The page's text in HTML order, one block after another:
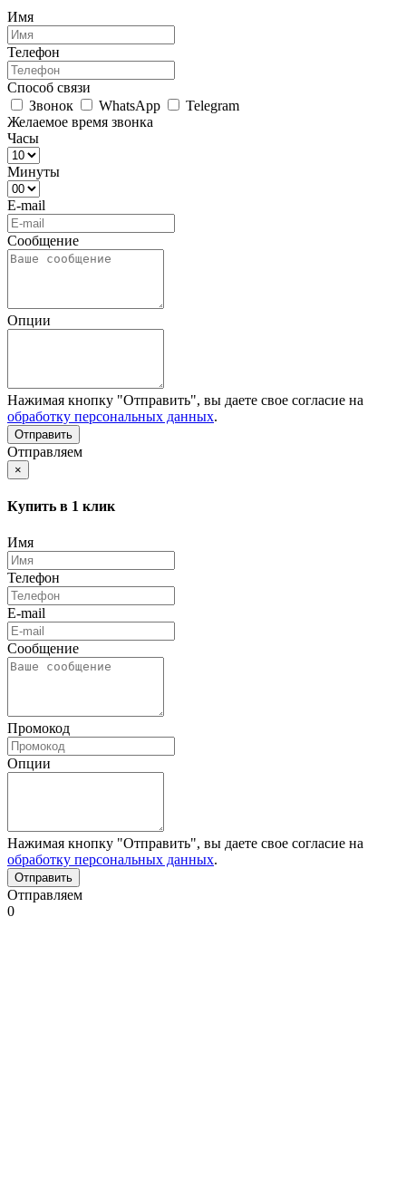
Имя
Телефон
Способ связи
Звонок
WhatsApp
Telegram
Желаемое время звонка
Часы
Минуты
E-mail
Сообщение
Опции
Нажимая кнопку "Отправить", вы даете свое согласие на
обработку персональных данных.
Отправляем
×
Купить в 1 клик
Имя
Телефон
E-mail
Сообщение
Промокод
Опции
Нажимая кнопку "Отправить", вы даете свое согласие на
обработку персональных данных.
Отправляем
0